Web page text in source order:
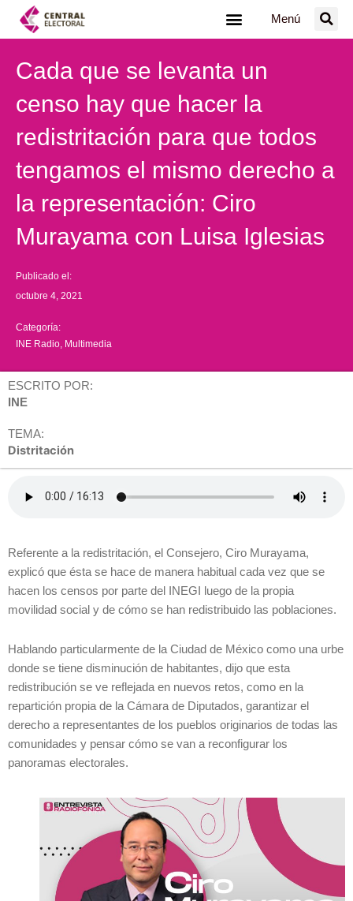
Menú
Cada que se levanta un
censo hay que hacer la
redistritación para que todos
tengamos el mismo derecho a
la representación: Ciro
Murayama con Luisa Iglesias
Publicado el:
octubre 4, 2021
Categoría:
INE Radio Multimedia
ESCRITO POR:
INE
TEMA:
Distritación
Referente a la redistritación, el Consejero, Ciro Murayama,
explicó que ésta se hace de manera habitual cada vez que se
hacen los censos por parte del INEGI luego de la propia
movilidad social y de cómo se han redistribuido las poblaciones.
Hablando particularmente de la Ciudad de México como una urbe
donde se tiene disminución de habitantes, dijo que esta
redistribución se ve reflejada en nuevos retos, como en la
repartición propia de la Cámara de Diputados, garantizar el
derecho a representantes de los pueblos originarios de todas las
comunidades y pensar cómo se van a reconfigurar los
panoramas electorales.